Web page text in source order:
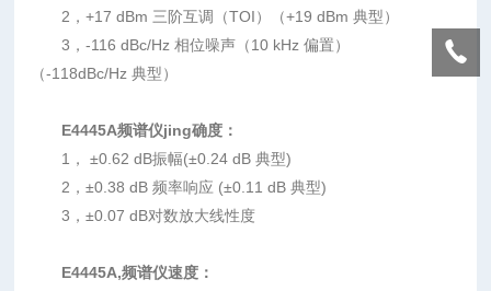
2，+17 dBm 三阶互调（TOI）（+19 dBm 典型）
3，-116 dBc/Hz 相位噪声（10 kHz 偏置）
（-118dBc/Hz 典型）
E4445A频谱仪jing确度：
1， ±0.62 dB振幅(±0.24 dB 典型)
2，±0.38 dB 频率响应 (±0.11 dB 典型)
3，±0.07 dB对数放大线性度
E4445A,频谱仪速度：